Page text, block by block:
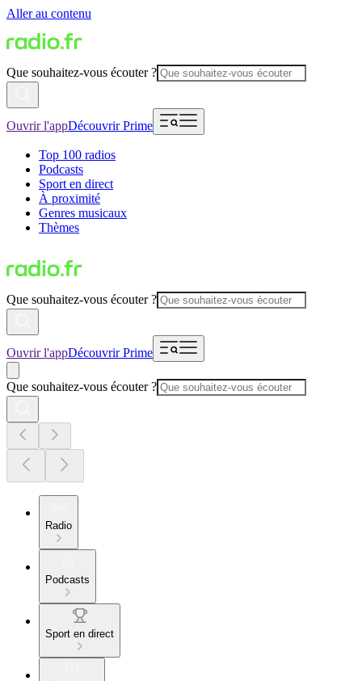
Aller au contenu
Que souhaitez-vous écouter ?
Ouvrir l'appDécouvrir Prime
Top 100 radios
Podcasts
Sport en direct
À proximité
Genres musicaux
Thèmes
Que souhaitez-vous écouter ?
Ouvrir l'appDécouvrir Prime
Que souhaitez-vous écouter ?
Radio
Podcasts
Sport en direct